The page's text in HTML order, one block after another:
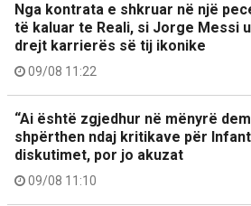
Nga kontrata e shkruar në një
të kaluar te Reali, si Jorge Messi
drejt karrierës së tij ikonike
09/08 11:22
“Ai është zgjedhur në mënyrë
shpërthen ndaj kritikave për
diskutimet, por jo akuzat
09/08 11:10